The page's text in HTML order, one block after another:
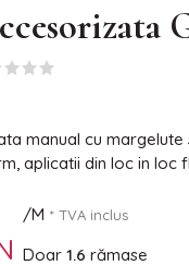
manual cu margelute
aplicatii din loc in loc
/M * TVA inclus
Doar 1.6 rămase